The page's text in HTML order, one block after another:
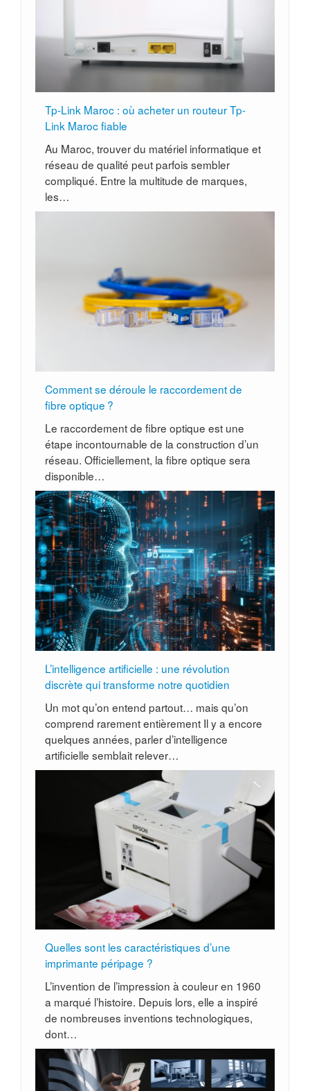
Tp-Link Maroc : où acheter un routeur Tp-
Link Maroc fiable
Au Maroc, trouver du matériel informatique et
réseau de qualité peut parfois sembler
compliqué. Entre la multitude de marques,
les…
Comment se déroule le raccordement de
fibre optique ?
Le raccordement de fibre optique est une
étape incontournable de la construction d’un
réseau. Officiellement, la fibre optique sera
disponible…
L’intelligence artificielle : une révolution
discrète qui transforme notre quotidien
Un mot qu’on entend partout… mais qu’on
comprend rarement entièrement Il y a encore
quelques années, parler d’intelligence
artificielle semblait relever…
Quelles sont les caractéristiques d’une
imprimante péripage ?
L’invention de l’impression à couleur en 1960
a marqué l’histoire. Depuis lors, elle a inspiré
de nombreuses inventions technologiques,
dont…